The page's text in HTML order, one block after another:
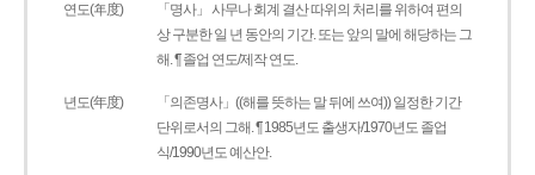
연도(年度)
「명사」 사무나 회계 결산 따위의 처리를 위하여 편의
상 구분한 일 년 동안의 기간. 또는 앞의 말에 해당하는 그
해. ¶ 졸업 연도/제작 연도.
년도(年度)
「의존명사」((해를 뜻하는 말 뒤에 쓰여)) 일정한 기간
단위로서의 그해. ¶ 1985년도 출생자/1970년도 졸업
식/1990년도 예산안.